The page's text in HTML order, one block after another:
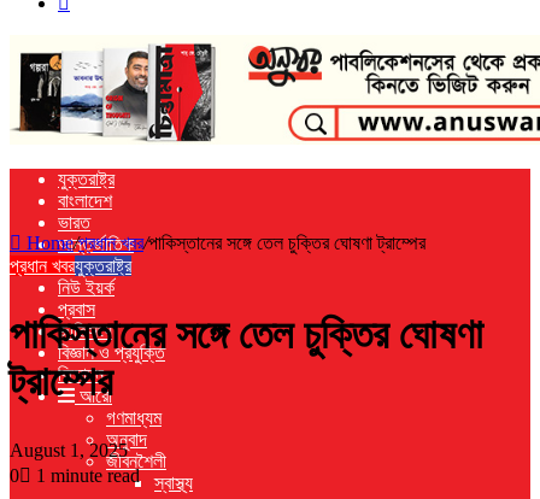
যুক্তরাষ্ট্র
বাংলাদেশ
ভারত
আন্তর্জাতিক
খেলা
নিউ ইয়র্ক
প্রবাস
জাতিসংঘ
বিজ্ঞান ও প্রযুক্তি
বিনোদন
আরো
গণমাধ্যম
অনুবাদ
জীবনশৈলী
স্বাস্থ্য
Home/প্রধান খবর/পাকিস্তানের সঙ্গে তেল চুক্তির ঘোষণা ট্রাম্পের
প্রধান খবরযুক্তরাষ্ট্র
পাকিস্তানের সঙ্গে তেল চুক্তির ঘোষণা
ট্রাম্পের
August 1, 2025
0
1 minute read